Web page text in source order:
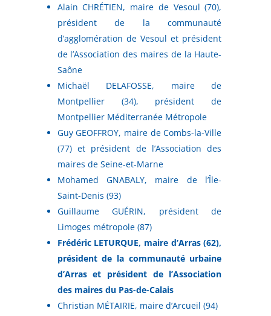
Alain CHRÉTIEN, maire de Vesoul (70),
président de la communauté
d’agglomération de Vesoul et président
de l’Association des maires de la Haute-
Saône
Michaël DELAFOSSE, maire de
Montpellier (34), président de
Montpellier Méditerranée Métropole
Guy GEOFFROY, maire de Combs-la-Ville
(77) et président de l’Association des
maires de Seine-et-Marne
Mohamed GNABALY, maire de l’Île-
Saint-Denis (93)
Guillaume GUÉRIN, président de
Limoges métropole (87)
Frédéric LETURQUE, maire d’Arras (62),
président de la communauté urbaine
d’Arras et président de l’Association
des maires du Pas-de-Calais
Christian MÉTAIRIE, maire d’Arcueil (94)